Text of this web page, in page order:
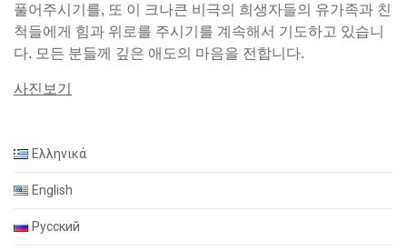
풀어주시기를, 또 이 크나큰 비극의 희생자들의 유가족과 친
척들에게 힘과 위로를 주시기를 계속해서 기도하고 있습니
다. 모든 분들께 깊은 애도의 마음을 전합니다.
사진보기
Ελληνικά
English
Русский